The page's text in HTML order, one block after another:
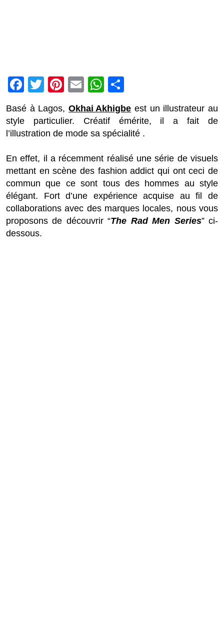
Facebook
Twitter
Pinterest
EmailWhatsApp
Basé à Lagos,Okhai Akhigbe est un illustrateur au
style particulier. Créatif émérite, il a fait de
l’illustration de mode sa spécialité .
En effet, il a récemment réalisé une série de visuels
mettant en scène des fashion addict qui ont ceci de
commun que ce sont tous des hommes au style
élégant. Fort d’une expérience acquise au fil de
collaborations avec des marques locales, nous vous
proposons de découvrir “The Rad Men Series” ci-
dessous.